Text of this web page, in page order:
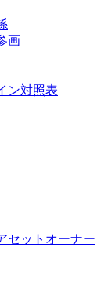
画
ン対照表
セットオーナー